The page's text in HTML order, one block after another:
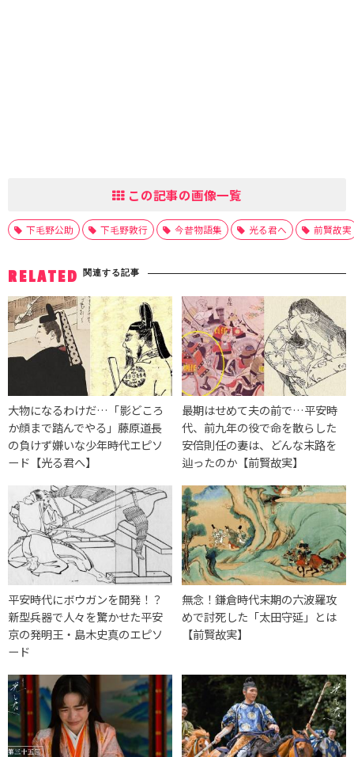
この記事の画像一覧
下毛野公助 下毛野敦行 今昔物語集 光る君へ 前賢故実
RELATED 関連する記事
大物になるわけだ…「影どころ
か顔まで踏んでやる」藤原道長
の負けず嫌いな少年時代エピソ
ード【光る君へ】
最期はせめて夫の前で…平安時
代、前九年の役で命を散らした
安倍則任の妻は、どんな末路を
辿ったのか【前賢故実】
平安時代にボウガンを開発！？
新型兵器で人々を驚かせた平安
京の発明王・島木史真のエピソ
ード
無念！鎌倉時代末期の六波羅攻
めで討死した「太田守延」とは
【前賢故実】